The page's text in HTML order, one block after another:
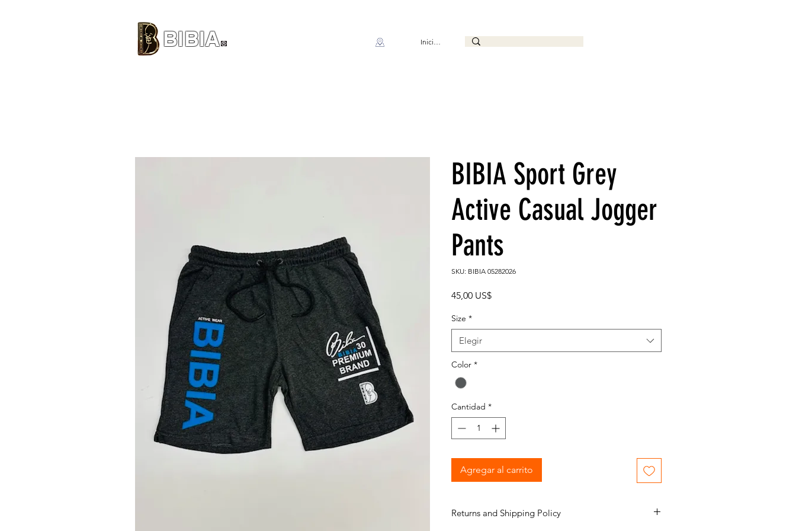
BIBIA Iniciar sesión
BIBIA Sport Grey
Active Casual Jogger
Pants
SKU: BIBIA 05282026
45,00 US$Precio
Size *
Elegir
Color *
Cantidad *
Agregar al carrito
Returns and Shipping Policy